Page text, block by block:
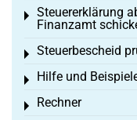
Steuererklärung
Finanzamt
Toggle menu
Steuerbescheid
Toggle menu
Hilfe und
Toggle menu
Rechner
Toggle menu